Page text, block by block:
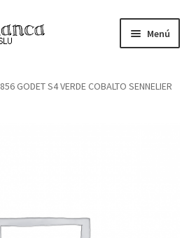
Menú
856 GODET S4 VERDE COBALTO SENNELIER